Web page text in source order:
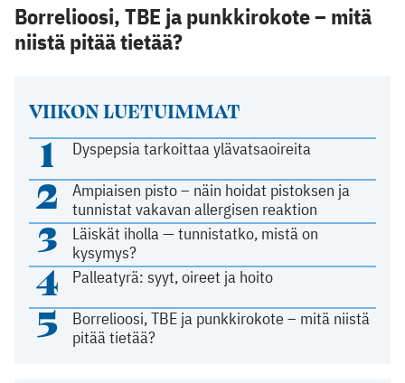
VIIKON LUETUIMMAT
1 Dyspepsia tarkoittaa ylävatsaoireita
2
Ampiaisen pisto – näin hoidat pistoksen ja
tunnistat vakavan allergisen reaktion
3
Läiskät iholla — tunnistatko, mistä on
kysymys?
4 Palleatyrä: syyt, oireet ja hoito
5
Borrelioosi, TBE ja punkkirokote – mitä niistä
pitää tietää?
Borrelioosi, TBE ja punkkirokote – mitä
niistä pitää tietää?